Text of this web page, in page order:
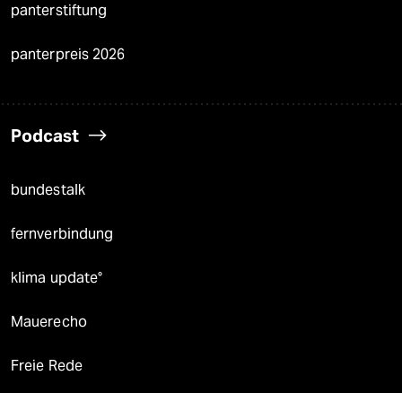
panterstiftung
panterpreis 2026
Podcast
bundestalk
fernverbindung
klima update°
Mauerecho
Freie Rede